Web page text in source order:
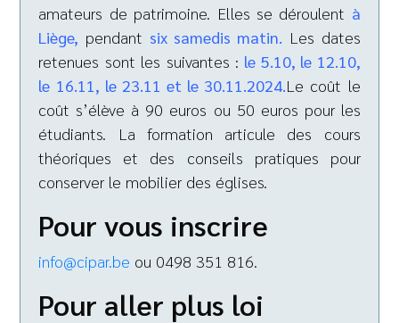
amateurs de patrimoine. Elles se déroulent à
Liège, pendant six samedis matin.
Les dates
retenues sont les suivantes : le 5.10, le 12.10,
le 16.11, le 23.11 et le 30.11.2024. Le coût le
coût s’élève à 90 euros ou 50 euros pour les
étudiants. La formation articule des cours
théoriques et des conseils pratiques pour
conserver le mobilier des églises.
Pour vous inscrire
info@cipar.be ou 0498 351 816.
Pour aller plus loi